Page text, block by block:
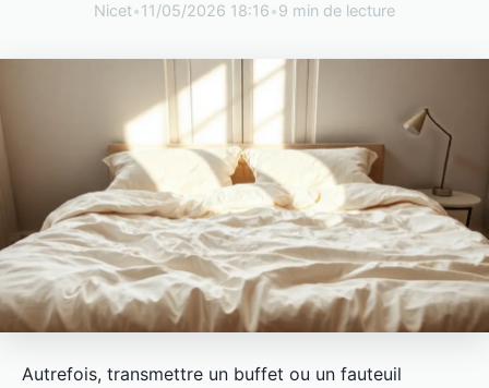
Nicet•11/05/2026 18:16•9 min de lecture
Autrefois, transmettre un buffet ou un fauteuil